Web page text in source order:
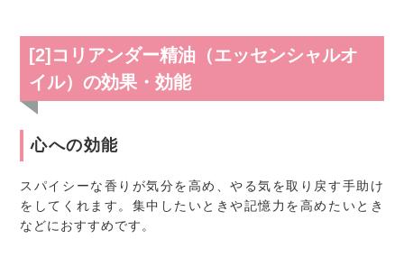
[2]コリアンダー精油（エッセンシャルオ
イル）の効果・効能
心への効能
スパイシーな香りが気分を高め、やる気を取り戻す手助け
をしてくれます。集中したいときや記憶力を高めたいとき
などにおすすめです。